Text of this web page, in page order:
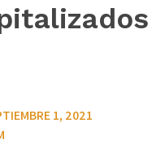
1, 2021